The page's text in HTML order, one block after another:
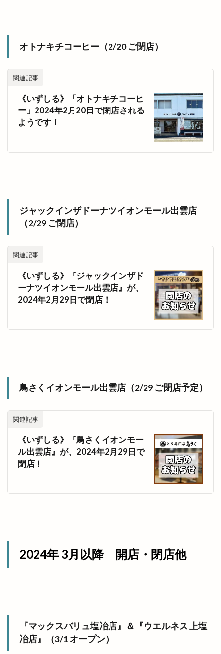
オトナキチコーヒー（2/20 ご閉店）
関連記事
《いずしる》「オトナキチコーヒ
ー」2024年2月20日で閉店される
ようです！
ジャックインザドーナツイオンモール出雲店
（2/29 ご閉店）
関連記事
《いずしる》『ジャックインザド
ーナツイオンモール出雲店』が、
2024年2月29日で閉店！
鳥さくイオンモール出雲店（2/29 ご閉店予定）
関連記事
《いずしる》『鳥さくイオンモー
ル出雲店』が、2024年2月29日で
閉店！
2024年 3月以降 開店・閉店他
『マックスバリュ塩冶店』＆『ウエルネス 上塩
冶店』（3/1 オープン）